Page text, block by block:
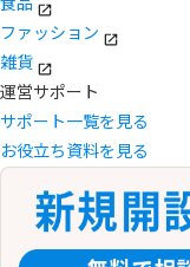
ファッション
雑貨
運営サポート
サポート一覧を見る
お役立ち資料を見る